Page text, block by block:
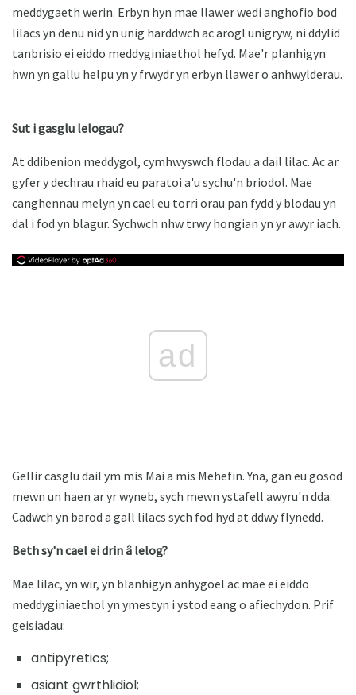
meddygaeth werin. Erbyn hyn mae llawer wedi anghofio bod
lilacs yn denu nid yn unig harddwch ac arogl unigryw, ni ddylid
tanbrisio ei eiddo meddyginiaethol hefyd. Mae'r planhigyn
hwn yn gallu helpu yn y frwydr yn erbyn llawer o anhwylderau.
Sut i gasglu lelogau?
At ddibenion meddygol, cymhwyswch flodau a dail lilac. Ac ar
gyfer y dechrau rhaid eu paratoi a'u sychu'n briodol. Mae
canghennau melyn yn cael eu torri orau pan fydd y blodau yn
dal i fod yn blagur. Sychwch nhw trwy hongian yn yr awyr iach.
ad
Gellir casglu dail ym mis Mai a mis Mehefin. Yna, gan eu gosod
mewn un haen ar yr wyneb, sych mewn ystafell awyru'n dda.
Cadwch yn barod a gall lilacs sych fod hyd at ddwy flynedd.
Beth sy'n cael ei drin â lelog?
Mae lilac, yn wir, yn blanhigyn anhygoel ac mae ei eiddo
meddyginiaethol yn ymestyn i ystod eang o afiechydon. Prif
geisiadau:
antipyretics;
asiant gwrthlidiol;